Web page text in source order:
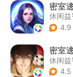
密室
休闲益
| 密室
4.9
休闲益
| 密室
4.5